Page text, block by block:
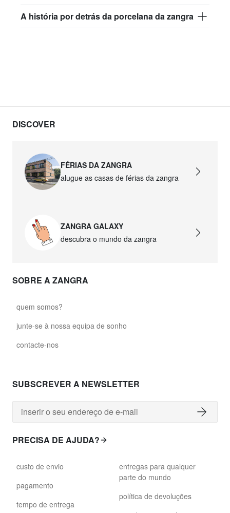
A história por detrás da porcelana da zangra
DISCOVER
FÉRIAS DA ZANGRA
alugue as casas de férias da zangra
ZANGRA GALAXY
descubra o mundo da zangra
SOBRE A ZANGRA
quem somos?
junte-se à nossa equipa de sonho
contacte-nos
SUBSCREVER A NEWSLETTER
PRECISA DE AJUDA?
custo de envio
pagamento
tempo de entrega
entregas para qualquer
parte do mundo
política de devoluções